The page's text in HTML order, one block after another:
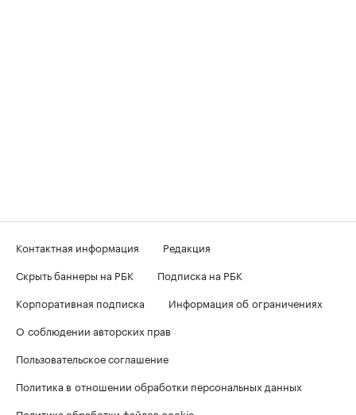
Контактная информация
Редакция
Скрыть баннеры на РБК
Подписка на РБК
Корпоративная подписка
Информация об ограничениях
О соблюдении авторских прав
Пользовательское соглашение
Политика в отношении обработки персональных данных